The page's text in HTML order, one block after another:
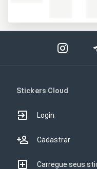
Stickers Cloud
Login
Cadastrar
Carregue seus